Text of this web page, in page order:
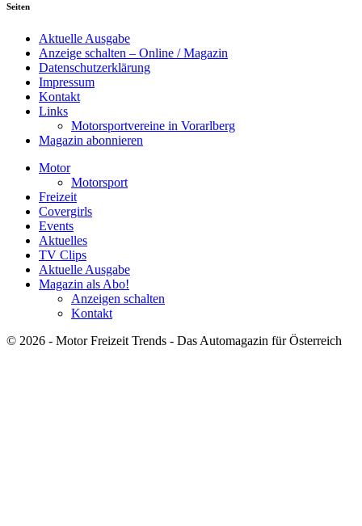
Seiten
Aktuelle Ausgabe
Anzeige schalten – Online / Magazin
Datenschutzerklärung
Impressum
Kontakt
Links
Motorsportvereine in Vorarlberg
Magazin abonnieren
Motor
Motorsport
Freizeit
Covergirls
Events
Aktuelles
TV Clips
Aktuelle Ausgabe
Magazin als Abo!
Anzeigen schalten
Kontakt
© 2026 - Motor Freizeit Trends - Das Automagazin für Österreich